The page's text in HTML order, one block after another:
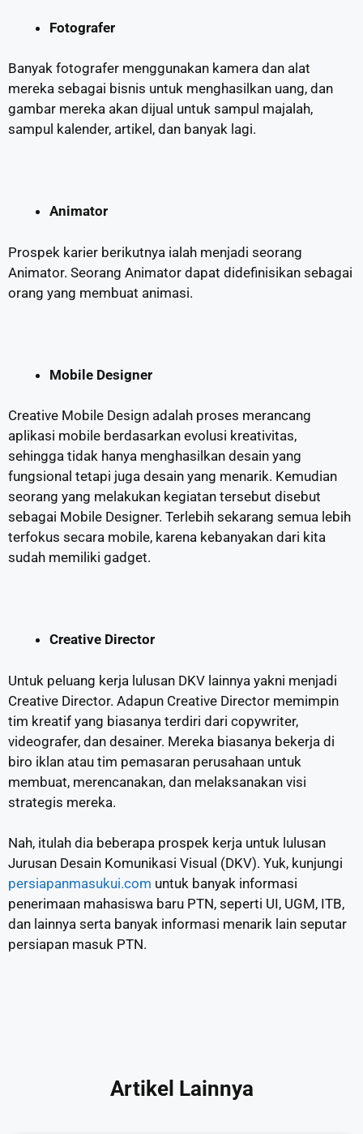
Fotografer
Banyak fotografer menggunakan kamera dan alat
mereka sebagai bisnis untuk menghasilkan uang, dan
gambar mereka akan dijual untuk sampul majalah,
sampul kalender, artikel, dan banyak lagi.
Animator
Prospek karier berikutnya ialah menjadi seorang
Animator. Seorang Animator dapat didefinisikan sebagai
orang yang membuat animasi.
Mobile Designer
Creative Mobile Design adalah proses merancang
aplikasi mobile berdasarkan evolusi kreativitas,
sehingga tidak hanya menghasilkan desain yang
fungsional tetapi juga desain yang menarik. Kemudian
seorang yang melakukan kegiatan tersebut disebut
sebagai Mobile Designer. Terlebih sekarang semua lebih
terfokus secara mobile, karena kebanyakan dari kita
sudah memiliki gadget.
Creative Director
Untuk peluang kerja lulusan DKV lainnya yakni menjadi
Creative Director. Adapun Creative Director memimpin
tim kreatif yang biasanya terdiri dari copywriter,
videografer, dan desainer. Mereka biasanya bekerja di
biro iklan atau tim pemasaran perusahaan untuk
membuat, merencanakan, dan melaksanakan visi
strategis mereka.
Nah, itulah dia beberapa prospek kerja untuk lulusan
Jurusan Desain Komunikasi Visual (DKV). Yuk, kunjungi
persiapanmasukui.com untuk banyak informasi
penerimaan mahasiswa baru PTN, seperti UI, UGM, ITB,
dan lainnya serta banyak informasi menarik lain seputar
persiapan masuk PTN.
Artikel Lainnya